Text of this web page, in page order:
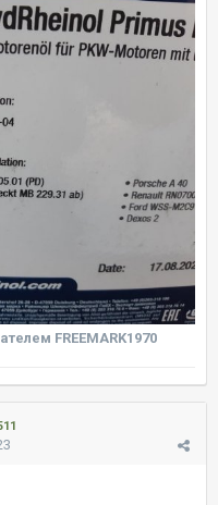
FREEMARK1970